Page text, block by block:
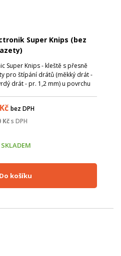
Super Knips (bez
Super Knips - kleště s přesně
pro štípání drátů (měkký drát -
drát - pr. 1,2 mm) u povrchu
bez DPH
Kčs DPH
SKLADEM
Do košíku